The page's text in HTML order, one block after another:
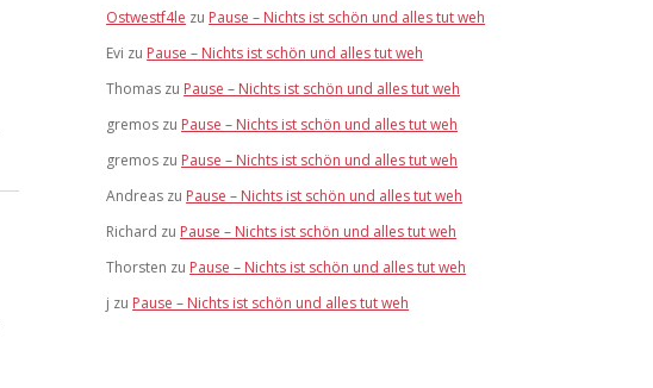
Ostwestf4le zu Pause – Nichts ist schön und alles tut weh
Evi zu Pause – Nichts ist schön und alles tut weh
Thomas zu Pause – Nichts ist schön und alles tut weh
gremos zu Pause – Nichts ist schön und alles tut weh
gremos zu Pause – Nichts ist schön und alles tut weh
Andreas zu Pause – Nichts ist schön und alles tut weh
Richard zu Pause – Nichts ist schön und alles tut weh
Thorsten zu Pause – Nichts ist schön und alles tut weh
j zu Pause – Nichts ist schön und alles tut weh